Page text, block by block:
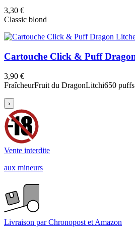
3,30 €
Classic blond
Cartouche Click & Puff
3,90 €
FraîcheurFruit du DragonLitchi650 puffs
›
Vente interdite
aux mineurs
Livraison par Chronopost et Amazon